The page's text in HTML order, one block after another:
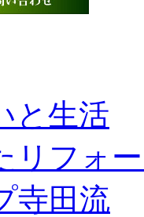
と生活
リフォ
寺田流